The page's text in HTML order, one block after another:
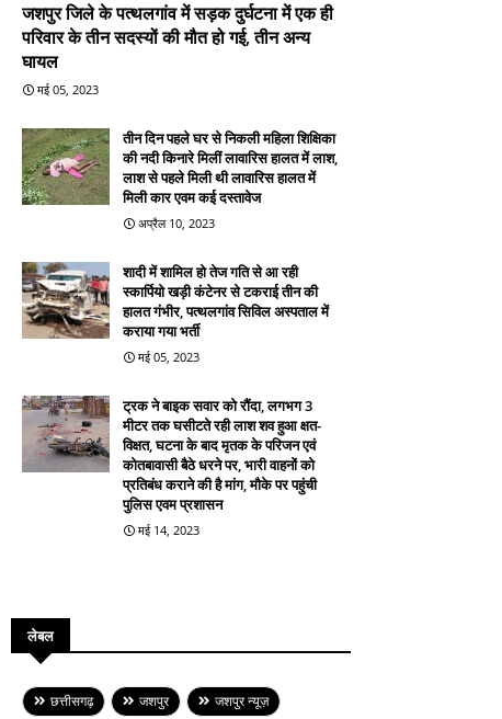
जशपुर जिले के पत्थलगांव में सड़क दुर्घटना में एक ही
परिवार के तीन सदस्यों की मौत हो गई, तीन अन्य
घायल
मई 05, 2023
तीन दिन पहले घर से निकली महिला शिक्षिका
की नदी किनारे मिलीं लावारिस हालत में लाश,
लाश से पहले मिली थी लावारिस हालत में
मिली कार एवम कई दस्तावेज
अप्रैल 10, 2023
शादी में शामिल हो तेज गति से आ रही
स्कार्पियो खड़ी कंटेनर से टकराई तीन की
हालत गंभीर, पत्थलगांव सिविल अस्पताल में
कराया गया भर्ती
मई 05, 2023
ट्रक ने बाइक सवार को रौंदा, लगभग 3
मीटर तक घसीटते रही लाश शव हुआ क्षत-
विक्षत, घटना के बाद मृतक के परिजन एवं
कोतबावासी बैठे धरने पर, भारी वाहनों को
प्रतिबंध कराने की है मांग, मौके पर पहुंची
पुलिस एवम प्रशासन
मई 14, 2023
लेबल
छत्तीसगढ़ जशपुर जशपुर न्यूज़